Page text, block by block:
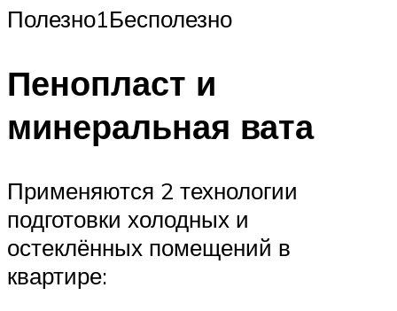
Полезно1Бесполезно
Пенопласт и
минеральная вата
Применяются 2 технологии
подготовки холодных и
остеклённых помещений в
квартире: